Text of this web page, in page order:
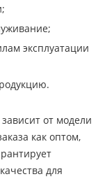
эксплуатации
от модели
как оптом,
для